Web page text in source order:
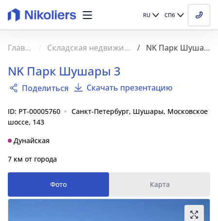
RU СПб
Главная Складская недвижимость NK Парк Шушары 3
NK Парк Шушары 3
Поделиться Скачать презентацию
ID: PT-00005760
Санкт-Петербург, Шушары, Московское
шоссе, 143
Дунайская
7 км от города
Фото Карта